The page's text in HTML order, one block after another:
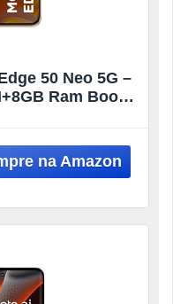
50 Neo 5G –
Ram Boost)